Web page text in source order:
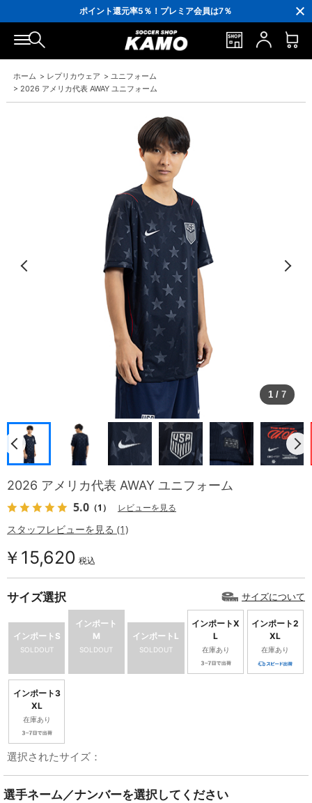
ポイント還元率5％！プレミア会員は7％
会員の方にはお誕生月に「10％OFFクーポン」プレゼント！
16,000円(税込)以上でシューズケースプレゼント！
3,300円(税込)以上で送料無料！
ホーム > レプリカウェア > ユニフォーム
> 2026 アメリカ代表 AWAY ユニフォーム
1 / 7
2026 アメリカ代表 AWAY ユニフォーム
5.0 （1） レビューを見る
スタッフレビューを見る (1)
￥15,620 税込
サイズ選択 サイズについて
インポートS
SOLDOUT
インポート
M
SOLDOUT
インポートL
SOLDOUT
インポートX
L
在庫あり
インポート2
XL
在庫あり
インポート3
XL
在庫あり
選択されたサイズ：
選手ネーム／ナンバーを選択してください